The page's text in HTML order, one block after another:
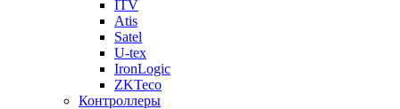
ITV
Atis
Satel
U-tex
IronLogic
ZKTeco
Контроллеры